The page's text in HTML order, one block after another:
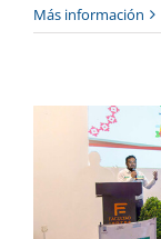
Más información